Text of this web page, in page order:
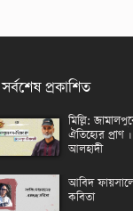
সর্বশেষ প্রকাশিত
মিল্লি:
ঐতিহ্যের প্রাণ
আলহাদী
আবিদ
কবিতা